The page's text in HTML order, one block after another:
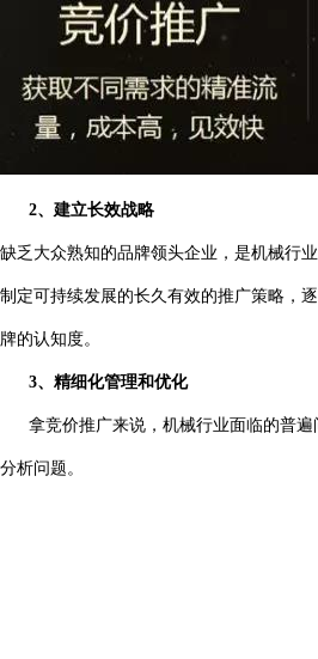
2、建立长效战略
缺乏大众熟知的品牌领头企业，是机械行
制定可持续发展的长久有效的推广策略，
牌的认知度。
3、精细化管理和优化
拿竞价推广来说，机械行业面临的普遍
分析问题。